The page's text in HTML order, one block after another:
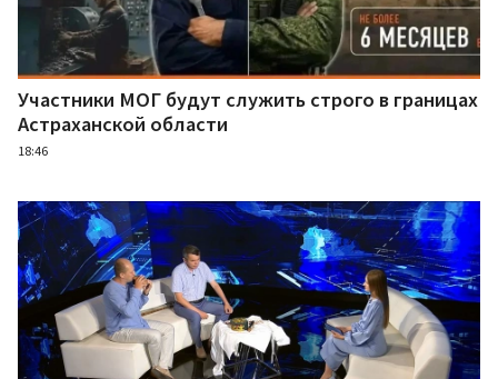
Участники МОГ будут служить строго в границах
Астраханской области
18:46